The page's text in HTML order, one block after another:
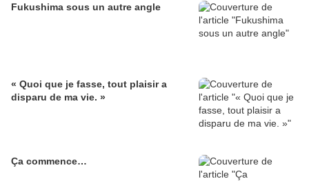
Fukushima sous un autre angle
« Quoi que je fasse, tout plaisir a
disparu de ma vie. »
Ça commence…